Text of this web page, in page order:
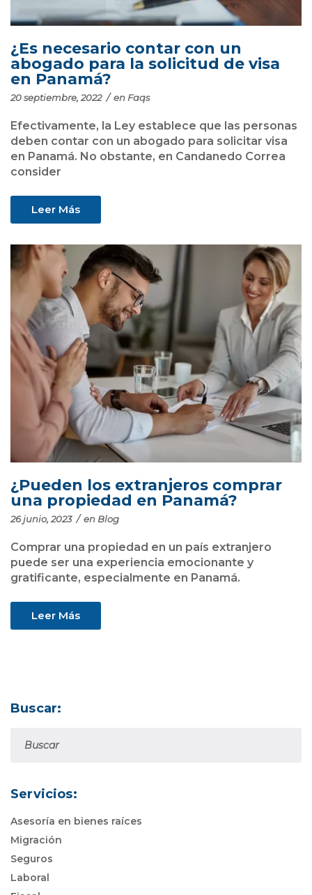
¿Es necesario contar con un
abogado para la solicitud de visa
en Panamá?
20 septiembre, 2022 /en Faqs
Efectivamente, la Ley establece que las personas
deben contar con un abogado para solicitar visa
en Panamá. No obstante, en Candanedo Correa
consider
Leer Más
¿Pueden los extranjeros comprar
una propiedad en Panamá?
26 junio, 2023 /en Blog
Comprar una propiedad en un país extranjero
puede ser una experiencia emocionante y
gratificante, especialmente en Panamá.
Leer Más
Buscar:
Servicios:
Asesoría en bienes raíces
Migración
Seguros
Laboral